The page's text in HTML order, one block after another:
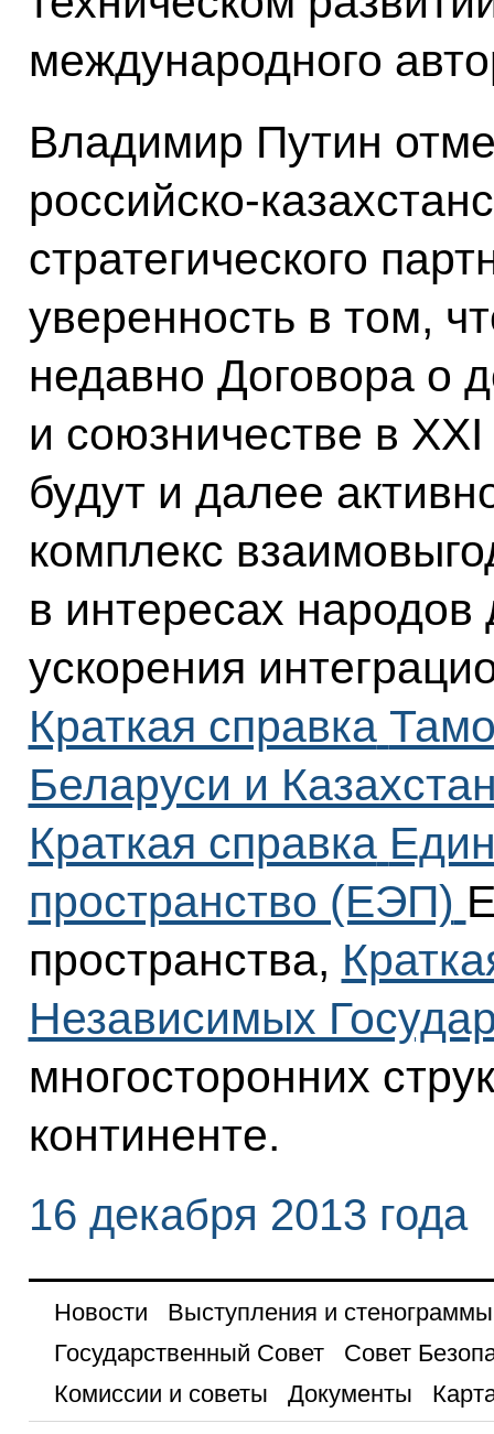
международного
Владимир Путин
российско-
стратегического
уверенность в том,
недавно Договора о
и союзничестве в
будут и далее
комплекс
в интересах народов
ускорения
Краткая справка
Беларуси и
Краткая справка
пространство (ЕЭП)
пространства,
Независимых
многосторонних
континенте.
16 декабря 2013 года
Новости
Выступления и стенограммы
Государственный Совет
Совет
Комиссии и советы
Документы